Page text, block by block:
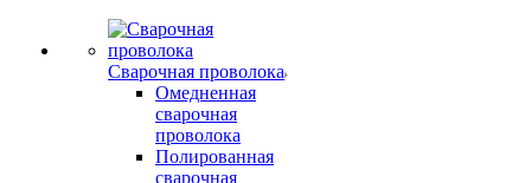
Сварочная проволока
Омедненная
сварочная
проволока
Полированная
сварочная